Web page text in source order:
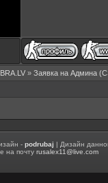
» Заявка на Aдмина
-podrubaj | Дизайн
на почтуrusalex11@live.com